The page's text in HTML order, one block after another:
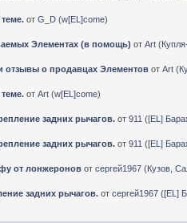
отG_D (w[EL]come)
Элементах (в помощь) отArt (
отзывы о продавцах Элементов отArt (
отArt (w[EL]come)
задних рычагов. от911 ([EL]
задних рычагов. от911 ([EL]
от лонжеронов отсергей1967 (Кузов,
задних рычагов. отсергей1967 ([EL]